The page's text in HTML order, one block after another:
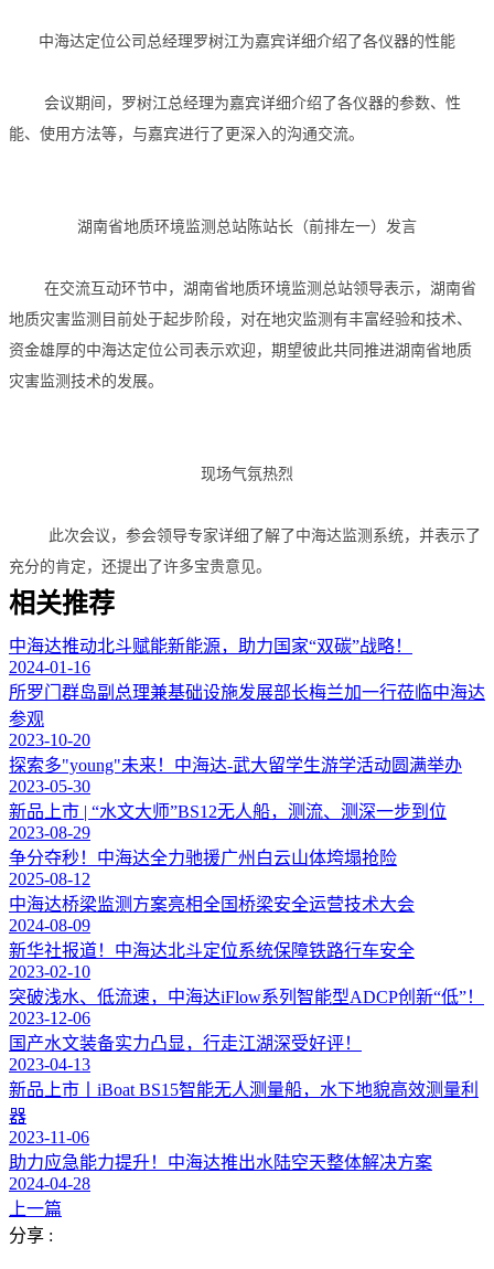
中海达定位公司总经理罗树江为嘉宾详细介绍了各仪器的性能
会议期间，罗树江总经理为嘉宾详细介绍了各仪器的参数、性
能、使用方法等，与嘉宾进行了更深入的沟通交流。
湖南省地质环境监测总站陈站长（前排左一）发言
在交流互动环节中，湖南省地质环境监测总站领导表示，湖南省
地质灾害监测目前处于起步阶段，对在地灾监测有丰富经验和技术、
资金雄厚的中海达定位公司表示欢迎，期望彼此共同推进湖南省地质
灾害监测技术的发展。
现场气氛热烈
此次会议，参会领导专家详细了解了中海达监测系统，并表示了
充分的肯定，还提出了许多宝贵意见。
相关推荐
中海达推动北斗赋能新能源，助力国家“双碳”战略！
2024-01-16
所罗门群岛副总理兼基础设施发展部长梅兰加一行莅临中海达
参观
2023-10-20
探索多"young"未来！中海达-武大留学生游学活动圆满举办
2023-05-30
新品上市 | “水文大师”BS12无人船，测流、测深一步到位
2023-08-29
争分夺秒！中海达全力驰援广州白云山体垮塌抢险
2025-08-12
中海达桥梁监测方案亮相全国桥梁安全运营技术大会
2024-08-09
新华社报道！中海达北斗定位系统保障铁路行车安全
2023-02-10
突破浅水、低流速，中海达iFlow系列智能型ADCP创新“低”！
2023-12-06
国产水文装备实力凸显，行走江湖深受好评！
2023-04-13
新品上市丨iBoat BS15智能无人测量船，水下地貌高效测量利
器
2023-11-06
助力应急能力提升！中海达推出水陆空天整体解决方案
2024-04-28
上一篇
分享 :